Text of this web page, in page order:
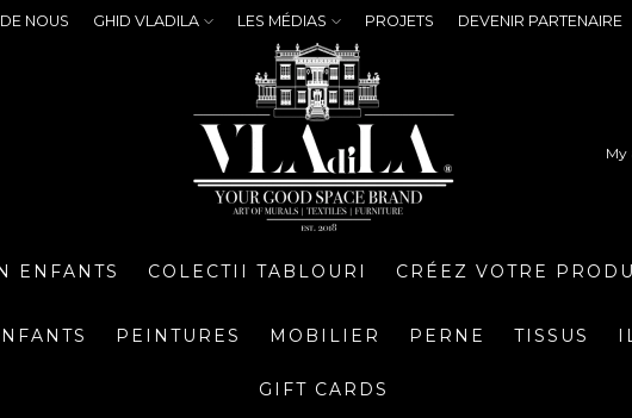
NOUS GHID VLADILA LES MÉDIAS PROJETS DEVENIR PARTENAIRE
ENFANTS COLECTII TABLOURI CRÉEZ VOTRE
PEINTURES MOBILIER PERNE TISSUS
GIFT CARDS